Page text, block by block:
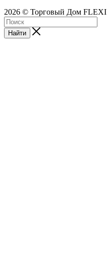
2026 © Торговый Дом FLEXI
Найти